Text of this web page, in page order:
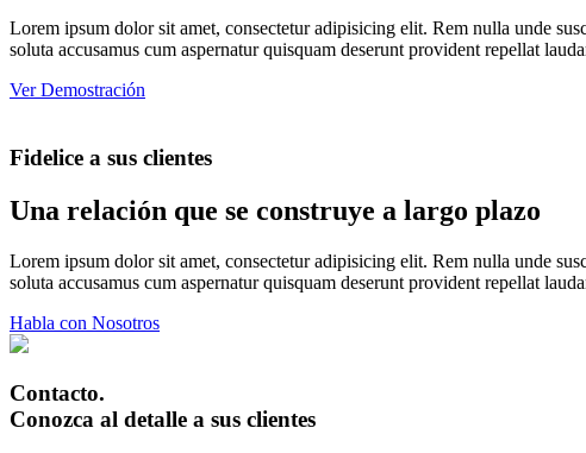
Lorem ipsum dolor sit amet, consectetur adipisicing elit. Rem nulla unde
soluta accusamus cum aspernatur quisquam deserunt provident repellat
Ver Demostración
Fidelice a sus clientes
Una relación que se construye a largo plazo
Lorem ipsum dolor sit amet, consectetur adipisicing elit. Rem nulla unde
soluta accusamus cum aspernatur quisquam deserunt provident repellat
Habla con Nosotros
Contacto.
Conozca al detalle a sus clientes